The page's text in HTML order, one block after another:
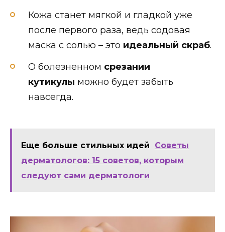
Кожа станет мягкой и гладкой уже
после первого раза, ведь содовая
маска с солью – это идеальный скраб.
О болезненном срезании
кутикулы можно будет забыть
навсегда.
Еще больше стильных идей
Советы
дерматологов: 15 советов, которым
следуют сами дерматологи